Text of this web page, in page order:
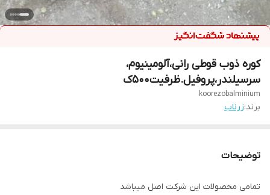
کوره ذوب قوطی رانی،آلومینیوم،
سرسیلندر،پروفیل.ظرفیت۵۰۰ک
koorezobalminium
برند:زرناب
توضیحات
تمامی محصولات این شرکت اصل میباشد